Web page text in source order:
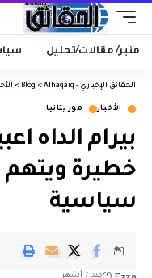
منبر/ مقالات/تحليل
الحقائق الإخباري - Alhaqaiq >
Blog
>
الأخبار موريتانيا
بيرام الداه
خطيرة ويتهم
سياسية
منذ 7 أشهر